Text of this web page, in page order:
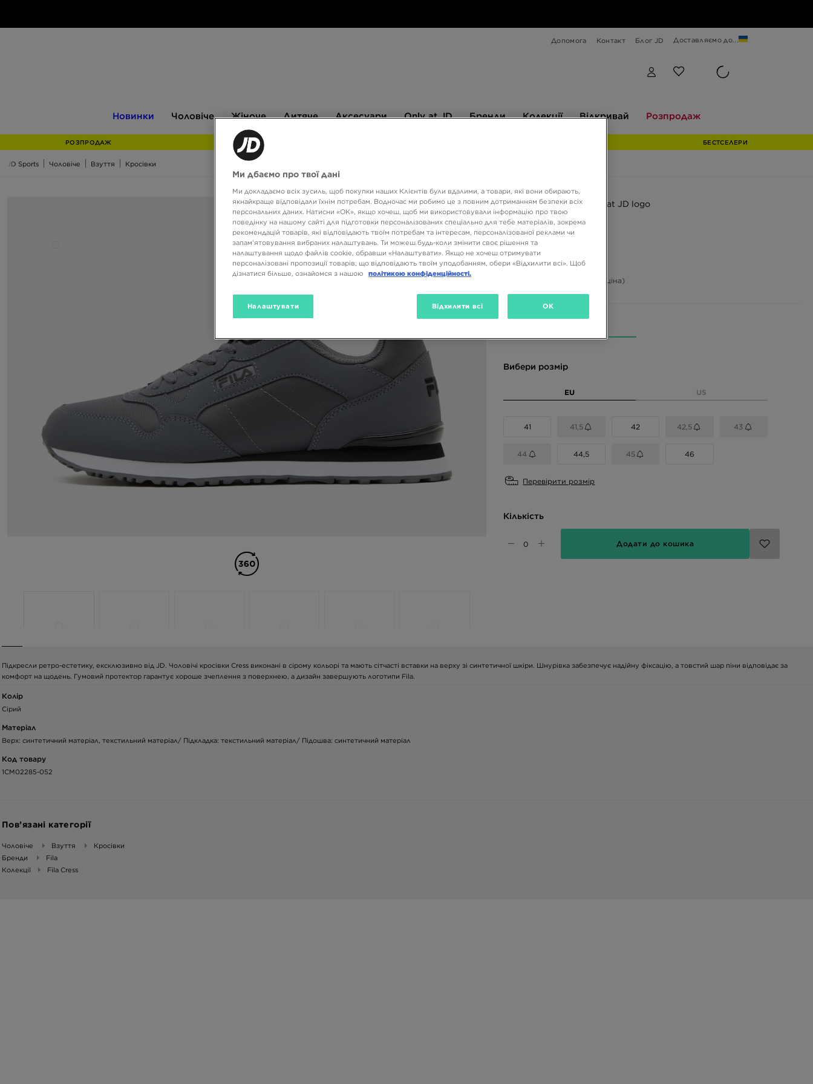
Допомога Контакт Блог JD Доставляємо до...
Новинки Чоловіче Жіноче Дитяче Аксесуари Only at JD Бренди Колекції Відкривай Розпродаж
РОЗПРОДАЖ БЕСТСЕЛЕРИ
JD Sports Чоловіче Взуття Кросівки
ONLY AT JD
FILA CRESS
1499 ГРН
(Початкова ціна)
Вибери розмір
EU US
41 41,5 42 42,5 43
44 44,5 45 46
Перевірити розмір
Кількість
Додати до кошика
Підкресли ретро-естетику, ексклюзивно від JD. Чоловічі кросівки Cress виконані в сірому кольорі та мають сітчасті вставки на верху зі синтетичної шкіри. Шнурівка забезпечує надійну фіксацію, а товстий шар піни відповідає за
комфорт на щодень. Гумовий протектор гарантує хороше зчеплення з поверхнею, а дизайн завершують логотипи Fila.
Колір
Сірий
Матеріал
Верх: синтетичний матеріал, текстильний матеріал/ Підкладка: текстильний матеріал/ Підошва: синтетичний матеріал
Код товару
1CM02285-052
Пов’язані категорії
Чоловіче Взуття
Кросівки
Бренди
Fila
Колекції
Fila Cress
Ми дбаємо про твої дані
Ми докладаємо всіх зусиль, щоб покупки наших Клієнтів були вдалими, а товари, які вони обирають,
якнайкраще відповідали їхнім потребам. Водночас ми робимо це з повним дотриманням безпеки всіх
персональних даних. Натисни «OK», якщо хочеш, щоб ми використовували інформацію про твою
поведінку на нашому сайті для підготовки персоналізованих спеціально для тебе матеріалів, зокрема
рекомендацій товарів, які відповідають твоїм потребам та інтересам, персоналізованої реклами чи
запам’ятовування вибраних налаштувань. Ти можеш будь-коли змінити своє рішення та
налаштування щодо файлів cookie, обравши «Налаштувати». Якщо не хочеш отримувати
персоналізовані пропозиції товарів, що відповідають твоїм уподобанням, обери «Відхилити всі». Щоб
дізнатися більше, ознайомся з нашою
політикою конфіденційності.
Налаштувати Відхилити всі OK